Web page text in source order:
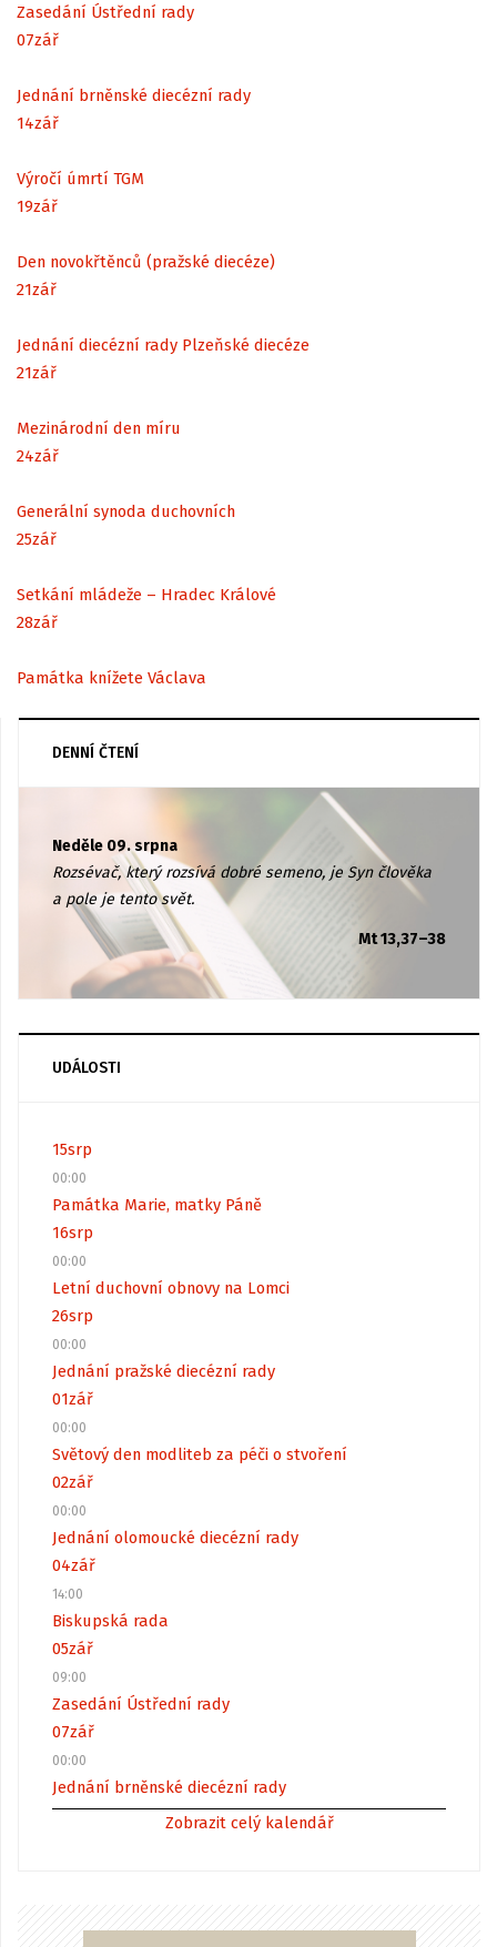
Zasedání Ústřední rady
07zář
Jednání brněnské diecézní rady
14zář
Výročí úmrtí TGM
19zář
Den novokřtěnců (pražské diecéze)
21zář
Jednání diecézní rady Plzeňské diecéze
21zář
Mezinárodní den míru
24zář
Generální synoda duchovních
25zář
Setkání mládeže – Hradec Králové
28zář
Památka knížete Václava
DENNÍ ČTENÍ
Neděle 09. srpna
Rozsévač, který rozsívá dobré semeno, je Syn člověka
a pole je tento svět.
Mt 13,37–38
UDÁLOSTI
15srp
00:00
Památka Marie, matky Páně
16srp
00:00
Letní duchovní obnovy na Lomci
26srp
00:00
Jednání pražské diecézní rady
01zář
00:00
Světový den modliteb za péči o stvoření
02zář
00:00
Jednání olomoucké diecézní rady
04zář
14:00
Biskupská rada
05zář
09:00
Zasedání Ústřední rady
07zář
00:00
Jednání brněnské diecézní rady
Zobrazit celý kalendář